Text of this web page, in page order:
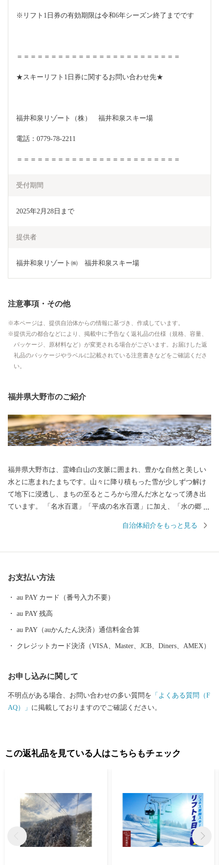
※リフト1日券の有効期限は令和6年シーズン終了までです
＝＝＝＝＝＝＝＝＝＝＝＝＝＝＝＝＝＝＝＝＝＝＝＝
★スキーリフト1日券に関するお問い合わせ先★
福井和泉リゾート（株）　福井和泉スキー場
電話：0779-78-2211
＝＝＝＝＝＝＝＝＝＝＝＝＝＝＝＝＝＝＝＝＝＝＝＝
受付期間
2025年2月28日まで
提供者
福井和泉リゾート㈱　福井和泉スキー場
注意事項・その他
本ページは、提供自治体からの情報に基づき、作成しています。
提供元の都合などにより、掲載中に予告なく返礼品の仕様（規格、容量、
パッケージ、原材料など）が変更される場合がございます。お届けした返
礼品のパッケージやラベルに記載されている注意書きなどをご確認くださ
い。
福井県大野市のご紹介
福井県大野市は、霊峰白山の支脈に囲まれ、豊かな自然と美しい
水とに恵まれたまちです。山々に降り積もった雪が少しずつ解け
て地下に浸透し、まちの至るところから澄んだ水となって湧き出
ています。 「名水百選」「平成の名水百選」に加え、「水の郷百
日本三大「天空の城」として全国的に有名になっています。城の
「ひかりかがやき、たくましく、心ふれあうまち」の実現を目指
自治体紹介をもっと見る
お支払い方法
au PAY カード（番号入力不要）
au PAY 残高
au PAY（auかんたん決済）通信料金合算
クレジットカード決済（VISA、Master、JCB、Diners、AMEX）
お申し込みに関して
不明点がある場合、お問い合わせの多い質問を 「よくある質問（F
AQ）」 に掲載しておりますのでご確認ください。
この返礼品を見ている人はこちらもチェック